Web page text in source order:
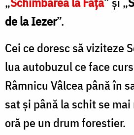
de la Iezer”.
Cei ce doresc să viziteze
lua autobuzul ce face
Râmnicu Vâlcea până în
sat şi până la schit se mai
oră pe un drum forestier.